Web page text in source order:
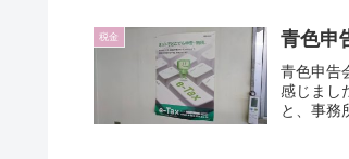
税金 青色申
青色申告
感じまし
と、事務